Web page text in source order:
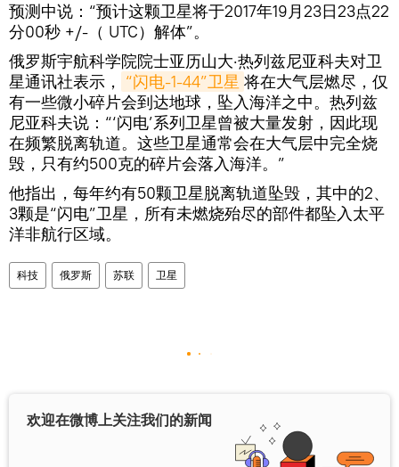
预测中说：“预计这颗卫星将于2017年19月23日23点22
分00秒 +/-（ UTC）解体”。
俄罗斯宇航科学院院士亚历山大·热列兹尼亚科夫对卫
星通讯社表示， “闪电-1-44”卫星 将在大气层燃尽，仅
有一些微小碎片会到达地球，坠入海洋之中。热列兹
尼亚科夫说：“‘闪电’系列卫星曾被大量发射，因此现
在频繁脱离轨道。这些卫星通常会在大气层中完全烧
毁，只有约500克的碎片会落入海洋。”
他指出，每年约有50颗卫星脱离轨道坠毁，其中的2、
3颗是“闪电”卫星，所有未燃烧殆尽的部件都坠入太平
洋非航行区域。
科技 俄罗斯 苏联 卫星
欢迎在微博上关注我们的新闻